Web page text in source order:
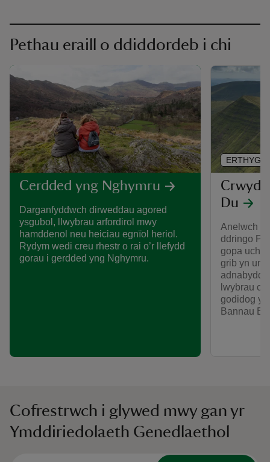
Pethau eraill o ddiddordeb i chi
Cerdded yng Nghymru
Darganfyddwch dirweddau agored
ysgubol, llwybrau arfordirol mwy
hamddenol neu heiciau egnïol heriol.
Rydym wedi creu rhestr o rai o’r llefydd
gorau i gerdded yng Nghymru.
Du
Anelwch
ddringo
gopa
grib yn un
lwybrau
godidog
Bannau
ERTHYGL
Cofrestrwch i glywed mwy gan yr
Ymddiriedolaeth Genedlaethol